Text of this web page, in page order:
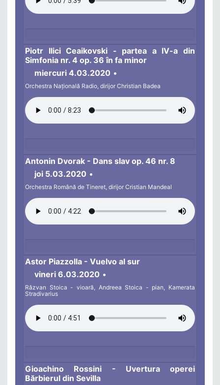
Piotr Ilici Ceaikovski - partea a IV-a din
Simfonia nr. 4 op. 36 în fa minor
miercuri 4.03.2020 •
Orchestra Națională Radio, dirijor Christian Badea
Antonin Dvorak - Dans slav op. 46 nr. 8
joi 5.03.2020 •
Orchestra Română de Tineret, dirijor Cristian Mandeal
Astor Piazzolla - Vuelvo al sur
vineri 6.03.2020 •
Răzvan Stoica - vioară, Andreea Stoica - pian, Kamerata
Stradivarius
Gioachino Rossini - Uvertura operei
Bărbierul din Sevilla